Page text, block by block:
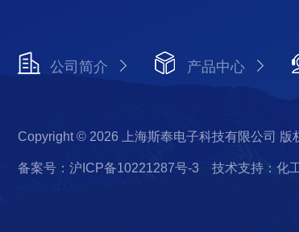
公司简介 产品中心
Copyright © 2026 上海斯奉电子科技有限公司 版
备案号：沪ICP备10221287号-3 技术支持：化